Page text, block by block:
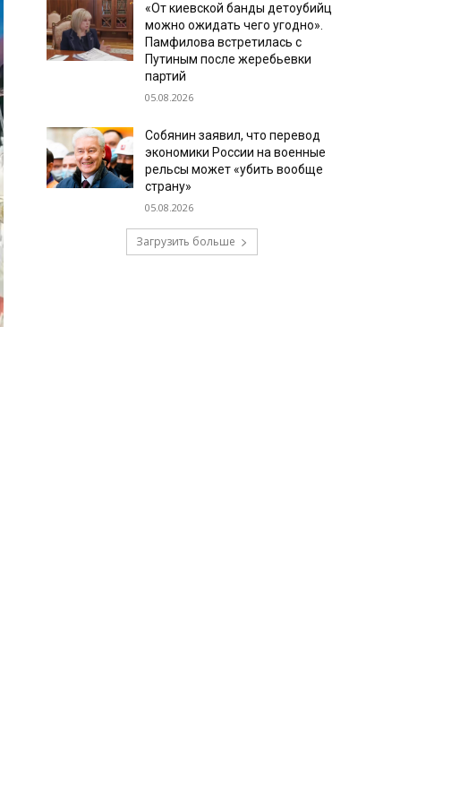
«От киевской банды детоубийц
можно ожидать чего угодно».
Памфилова встретилась с
Путиным после жеребьевки
партий
05.08.2026
Собянин заявил, что перевод
экономики России на военные
рельсы может «убить вообще
страну»
05.08.2026
Загрузить больше